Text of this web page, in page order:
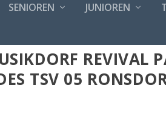
SENIOREN JUNIOREN
REVIVAL
TSV 05